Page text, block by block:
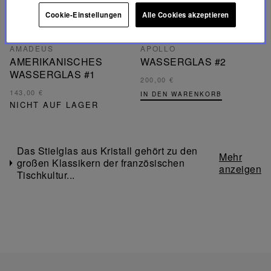
AMADEUS
AMERIKANISCHES
WASSERGLAS #1
143,00 €
NICHT AUF LAGER
APOLLO
WASSERGLAS #2
200,00 €
IN DEN WARENKORB
Das Stielglas aus Kristall gehört zu den
großen Klassikern der französischen
Tischkultur...
Cookie-Einstellungen Alle Cookies akzeptieren